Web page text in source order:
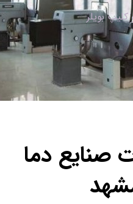
کلیپ بویلر
صنایع دما